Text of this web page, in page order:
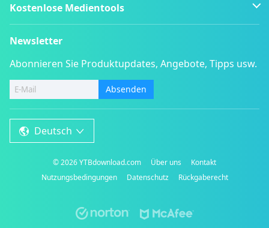
Kostenlose Medientools
Newsletter
Abonnieren Sie Produktupdates, Angebote, Tipps usw.
Absenden
Deutsch
©2026YTBdownload.com Über uns
Kontakt
Nutzungsbedingungen
Datenschutz Rückgaberecht